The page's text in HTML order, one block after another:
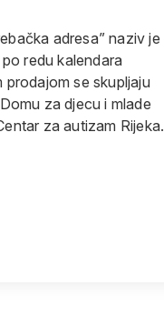
adresa” naziv je
redu kalendara
prodajom se skupljaju
za djecu i mlade
za autizam Rijeka.